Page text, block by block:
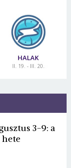
HALAK
II. 19. - III. 20.
3-9: a